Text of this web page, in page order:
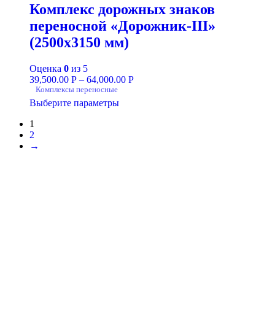
Комплекс дорожных знаков
переносной «Дорожник-III»
(2500х3150 мм)
Оценка 0 из 5
39,500.00 Р – 64,000.00 Р
Комплексы переносные
Выберите параметры
1
2
→